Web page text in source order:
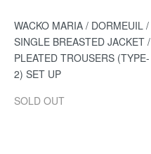
WACKO MARIA / DORMEUIL /
SINGLE BREASTED JACKET /
PLEATED TROUSERS (TYPE-
2) SET UP
SOLD OUT